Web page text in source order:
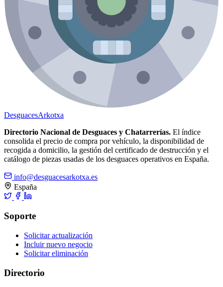
DesguacesArkotxa
Directorio Nacional de Desguaces y Chatarrerías. El índice
consolida el precio de compra por vehículo, la disponibilidad de
recogida a domicilio, la gestión del certificado de destrucción y el
catálogo de piezas usadas de los desguaces operativos en España.
info@desguacesarkotxa.es
España
Soporte
Solicitar actualización
Incluir nuevo negocio
Solicitar eliminación
Directorio